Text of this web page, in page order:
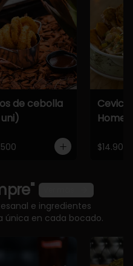
de cebolla
Home
$14.900
e ingredientes
única en cada bocado.